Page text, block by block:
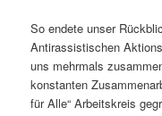
So endete unser
Antirassistischen
uns mehrmals
konstanten
für Alle“ Arbeitskreis